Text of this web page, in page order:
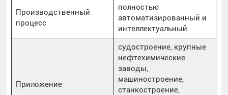
Производственный
процесс
полностью
автоматизированный и
интеллектуальный
Приложение
судостроение, крупные
нефтехимические
заводы,
машиностроение,
станкостроение,